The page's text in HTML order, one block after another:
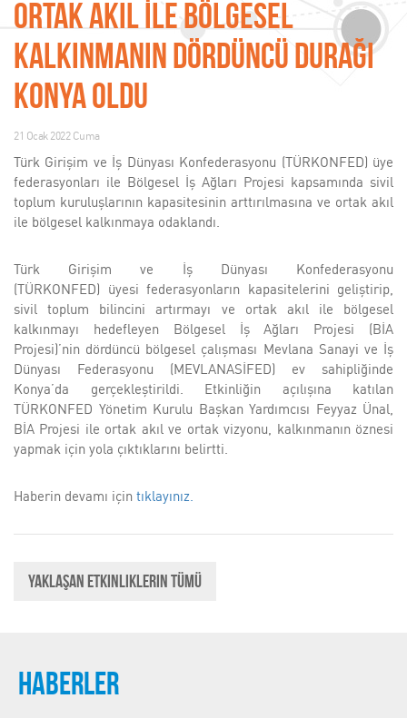
Ortak Akıl İle Bölgesel
Kalkınmanın Dördüncü Durağı
Konya Oldu
21 Ocak 2022 Cuma
Türk Girişim ve İş Dünyası Konfederasyonu (TÜRKONFED) üye
federasyonları ile Bölgesel İş Ağları Projesi kapsamında sivil
toplum kuruluşlarının kapasitesinin arttırılmasına ve ortak akıl
ile bölgesel kalkınmaya odaklandı.
Türk Girişim ve İş Dünyası Konfederasyonu
(TÜRKONFED) üyesi federasyonların kapasitelerini geliştirip,
sivil toplum bilincini artırmayı ve ortak akıl ile bölgesel
kalkınmayı hedefleyen Bölgesel İş Ağları Projesi (BİA
Projesi)’nin dördüncü bölgesel çalışması Mevlana Sanayi ve İş
Dünyası Federasyonu (MEVLANASİFED) ev sahipliğinde
Konya’da gerçekleştirildi. Etkinliğin açılışına katılan
TÜRKONFED Yönetim Kurulu Başkan Yardımcısı Feyyaz Ünal,
BİA Projesi ile ortak akıl ve ortak vizyonu, kalkınmanın öznesi
yapmak için yola çıktıklarını belirtti.
Haberin devamı için tıklayınız.
Yaklaşan Etkinliklerin Tümü
HABERLER